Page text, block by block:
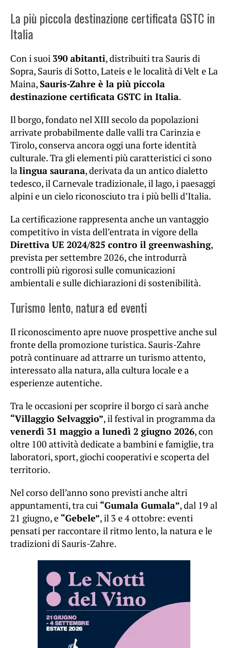
La più piccola destinazione certificata GSTC in
Italia
Con i suoi 390 abitanti, distribuiti tra Sauris di
Sopra, Sauris di Sotto, Lateis e le località di Velt e La
Maina,Sauris-Zahre è la più piccola
destinazione certificata GSTC in Italia.
Il borgo, fondato nel XIII secolo da popolazioni
arrivate probabilmente dalle valli tra Carinzia e
Tirolo, conserva ancora oggi una forte identità
culturale. Tra gli elementi più caratteristici ci sono
la lingua saurana, derivata da un antico dialetto
tedesco, il Carnevale tradizionale, il lago, i paesaggi
alpini e un cielo riconosciuto tra i più belli d’Italia.
La certificazione rappresenta anche un vantaggio
competitivo in vista dell’entrata in vigore della
Direttiva UE 2024/825 contro il greenwashing,
prevista per settembre 2026, che introdurrà
controlli più rigorosi sulle comunicazioni
ambientali e sulle dichiarazioni di sostenibilità.
Turismo lento, natura ed eventi
Il riconoscimento apre nuove prospettive anche sul
fronte della promozione turistica. Sauris-Zahre
potrà continuare ad attrarre un turismo attento,
interessato alla natura, alla cultura locale e a
esperienze autentiche.
Tra le occasioni per scoprire il borgo ci sarà anche
“Villaggio Selvaggio”, il festival in programma da
venerdì 31 maggio a lunedì 2 giugno 2026, con
oltre 100 attività dedicate a bambini e famiglie, tra
laboratori, sport, giochi cooperativi e scoperta del
territorio.
Nel corso dell’anno sono previsti anche altri
appuntamenti, tra cui “Gumala Gumala”, dal 19 al
21 giugno, e “Gebele”, il 3 e 4 ottobre: eventi
pensati per raccontare il ritmo lento, la natura e le
tradizioni di Sauris-Zahre.